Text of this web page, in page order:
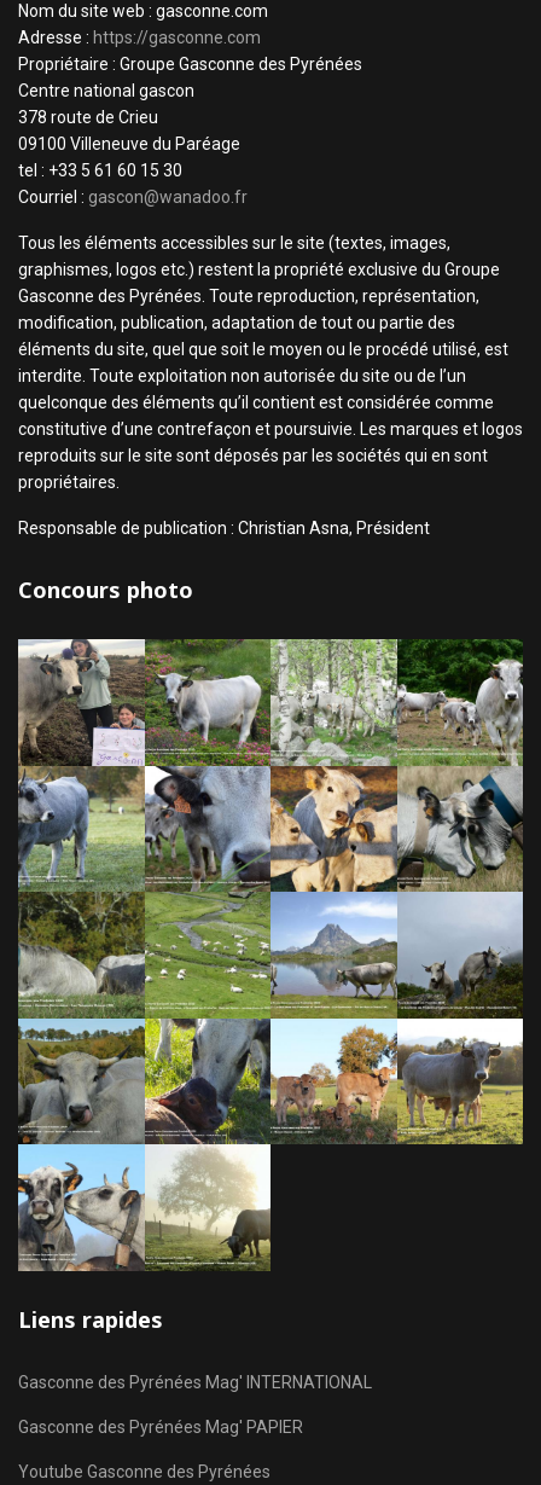
Nom du site web : gasconne.com
Adresse : https://gasconne.com
Propriétaire : Groupe Gasconne des Pyrénées
Centre national gascon
378 route de Crieu
09100 Villeneuve du Paréage
tel : +33 5 61 60 15 30
Courriel : gascon@wanadoo.fr
Tous les éléments accessibles sur le site (textes, images,
graphismes, logos etc.) restent la propriété exclusive du Groupe
Gasconne des Pyrénées. Toute reproduction, représentation,
modification, publication, adaptation de tout ou partie des
éléments du site, quel que soit le moyen ou le procédé utilisé, est
interdite. Toute exploitation non autorisée du site ou de l’un
quelconque des éléments qu’il contient est considérée comme
constitutive d’une contrefaçon et poursuivie. Les marques et logos
reproduits sur le site sont déposés par les sociétés qui en sont
propriétaires.
Responsable de publication : Christian Asna, Président
Concours photo
Liens rapides
Gasconne des Pyrénées Mag' INTERNATIONAL
Gasconne des Pyrénées Mag' PAPIER
Youtube Gasconne des Pyrénées